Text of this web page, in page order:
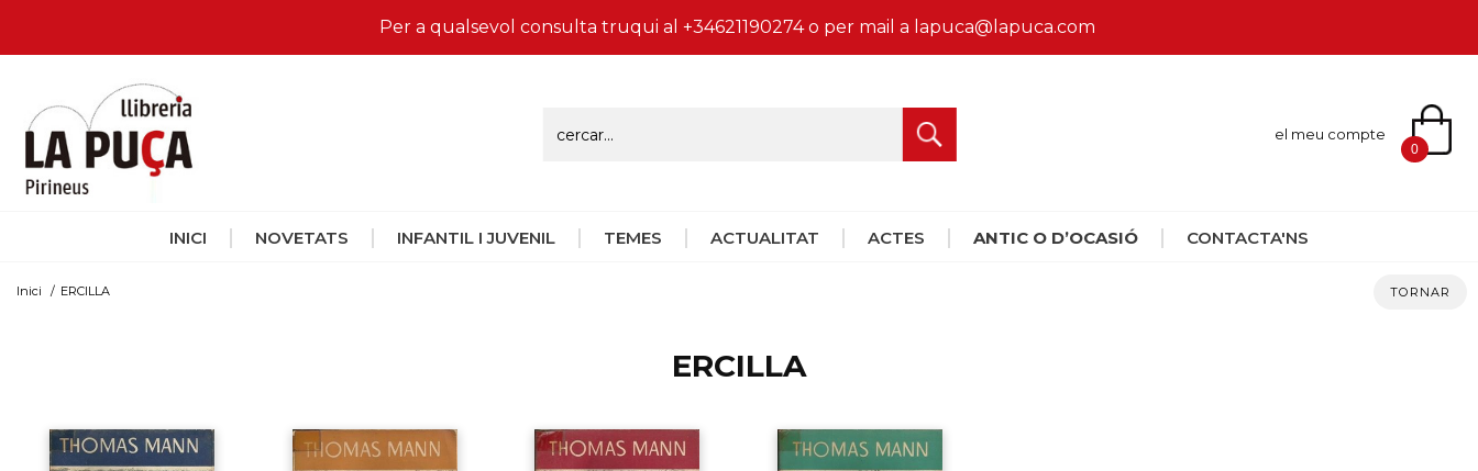
Per a qualsevol consulta truqui al +34621190274 o per mail a lapuca@lapuca.com
el meu compte
0
INICI NOVETATS INFANTIL I JUVENIL TEMES ACTUALITAT ACTES ANTIC O D’OCASIÓ CONTACTA'NS
Inici / ERCILLA TORNAR
ERCILLA